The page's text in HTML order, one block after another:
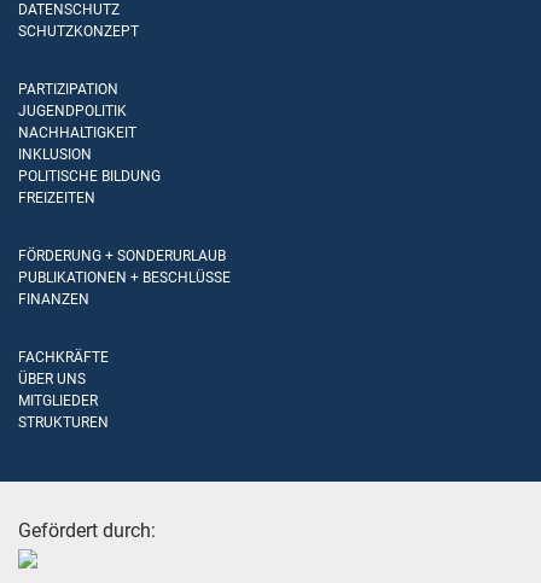
DATENSCHUTZ
SCHUTZKONZEPT
PARTIZIPATION
JUGENDPOLITIK
NACHHALTIGKEIT
INKLUSION
POLITISCHE BILDUNG
FREIZEITEN
FÖRDERUNG + SONDERURLAUB
PUBLIKATIONEN + BESCHLÜSSE
FINANZEN
FACHKRÄFTE
ÜBER UNS
MITGLIEDER
STRUKTUREN
Gefördert durch: